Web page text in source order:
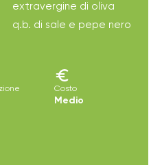
extravergine di oliva
q.b. di sale e pepe nero
euro
Costo
Medio